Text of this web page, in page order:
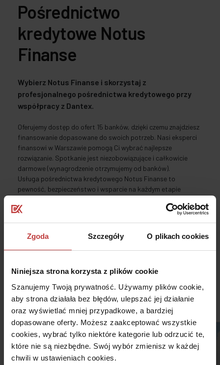
Zgoda Szczegóły O plikach cookies
Niniejsza strona korzysta z plików cookie
Szanujemy Twoją prywatność. Używamy plików cookie,
aby strona działała bez błędów, ulepszać jej działanie
oraz wyświetlać mniej przypadkowe, a bardziej
dopasowane oferty. Możesz zaakceptować wszystkie
cookies, wybrać tylko niektóre kategorie lub odrzucić te,
które nie są niezbędne. Swój wybór zmienisz w każdej
chwili w ustawieniach cookies.
Pośrednictwo
kredytowe Notus
Finanse
Wybierz Notus Finanse i skorzystaj z
profesjonalnego pośrednictwa kredytowego przy
współpracy z Dantex.
Oferujemy dostęp do ofert 15 banków, dzięki czemu znajdziesz
finansowanie dopasowane do swoich potrzeb. Nasi eksperci
finansowi w Warszawie pomogą Ci wybrać najlepsze
rozwiązanie. Spotkanie jest niezobowiązujące i całkowicie
darmowe (wynagrodzenie otrzymujemy od banków).
Usługa pośrednictwa kredytowego Notus Finanse to
pewność, bezpieczeństwo i wsparcie na każdym etapie
Dostępne projekty mieszkaniowe 5